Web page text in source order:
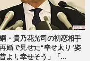
・貴乃花光司の初恋相手
婚で見せた“幸せ太り”姿
より幸せそう」「...